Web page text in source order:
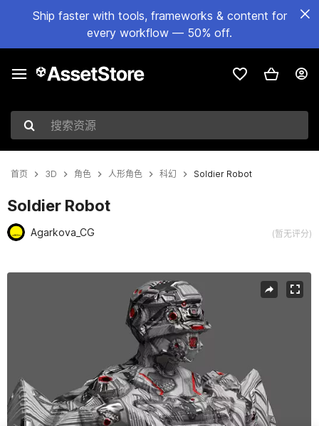
Ship faster with tools, frameworks & content for
every workflow — 50% off.
搜索资源
首页 3D 角色 人形角色 科幻 Soldier Robot
Soldier Robot
Agarkova_CG (暂无评分)